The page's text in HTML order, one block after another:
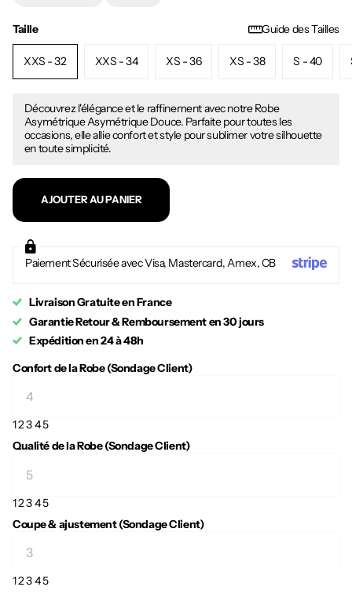
Taille Guide des Tailles
XXS - 32 XXS - 34 XS - 36 XS - 38 S - 40
Découvrez l'élégance et le raffinement avec notre Robe
Asymétrique Asymétrique Douce. Parfaite pour toutes les
occasions, elle allie confort et style pour sublimer votre silhouette
en toute simplicité.
AJOUTER AU PANIER
Paiement Sécurisée avec Visa, Mastercard, Amex, CB
Livraison Gratuite en France
Garantie Retour & Remboursement en 30 jours
Expédition en 24 à 48h
Confort de la Robe (Sondage Client)
12345
Qualité de la Robe (Sondage Client)
12345
Coupe & ajustement (Sondage Client)
12345